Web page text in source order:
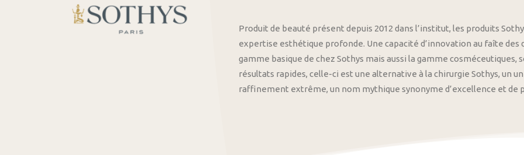
Produit de beauté présent depuis 2012 dans l’institut, les produits
expertise esthétique profonde. Une capacité d’innovation au faîte
gamme basique de chez Sothys mais aussi la gamme
résultats rapides, celle-ci est une alternative à la chirurgie Sothys, un
raffinement extrême, un nom mythique synonyme d’excellence et de